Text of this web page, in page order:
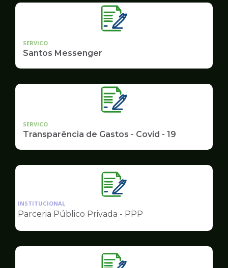
SERVICO
Santos Messenger
SERVICO
Transparência de Gastos - Covid - 19
Ilustração
da
pagina
Governo
INSTITUCIONAL
Parceria Público Privada - PPP